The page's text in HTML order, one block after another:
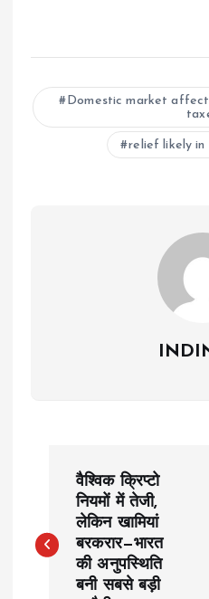
Domestic market
relief likely in
s
वैश्विक क्रिप्टो
नियमों में तेजी,
लेकिन खामियां
बरकरार—भारत
की अनुपस्थिति
बनी सबसे बड़ी